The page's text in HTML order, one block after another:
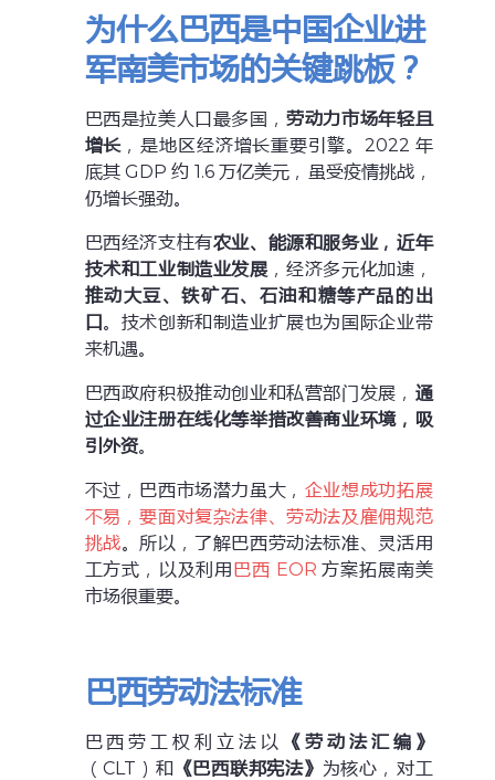
为什么巴西是中国企业进
军南美市场的关键跳板？
巴西是拉美人口最多国，劳动力市场年轻且
增长 ，是地区经济增长重要引擎。2022 年
底其 GDP 约 1.6 万亿美元，虽受疫情挑战，
仍增长强劲。
巴西经济支柱有农业、能源和服务业，近年
技术和工业制造业发展 ，经济多元化加速，
推动大豆、铁矿石、石油和糖等产品的出
口。技术创新和制造业扩展也为国际企业带
来机遇。
巴西政府积极推动创业和私营部门发展， 通
过企业注册在线化等举措改善商业环境，吸
引外资。
不过，巴西市场潜力虽大， 企业想成功拓展
不易，要面对复杂法律、劳动法及雇佣规范
挑战。所以，了解巴西劳动法标准、灵活用
工方式，以及利用巴西 EOR 方案拓展南美
市场很重要。
巴西劳动法标准
巴西劳工权利立法以
《劳动法汇编》
（CLT）和 《巴西联邦宪法》 为核心，对工